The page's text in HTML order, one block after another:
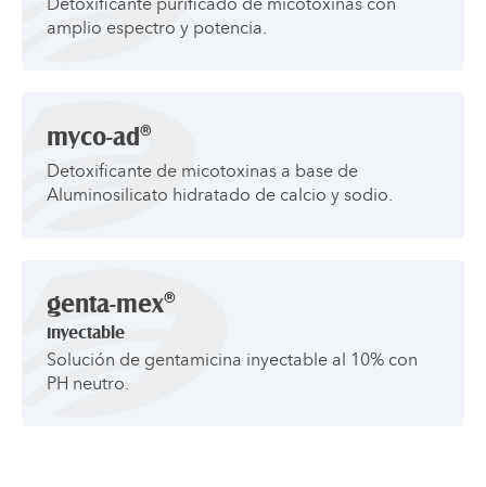
amplio espectro y potencia.
myco-ad®
Detoxificante de micotoxinas a base de
Aluminosilicato hidratado de calcio y sodio.
genta-mex®
inyectable
Solución de gentamicina inyectable al 10% con
PH neutro.